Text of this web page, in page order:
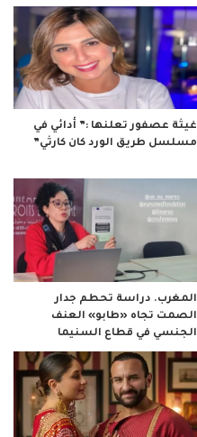
غيثة عصفور تعلنها :” أدائي في
مسلسل طريق الورد كان كارثي”
المغرب. دراسة تحطم جدار
الصمت تجاه «طابو» العنف
الجنسي في قطاع السنيما